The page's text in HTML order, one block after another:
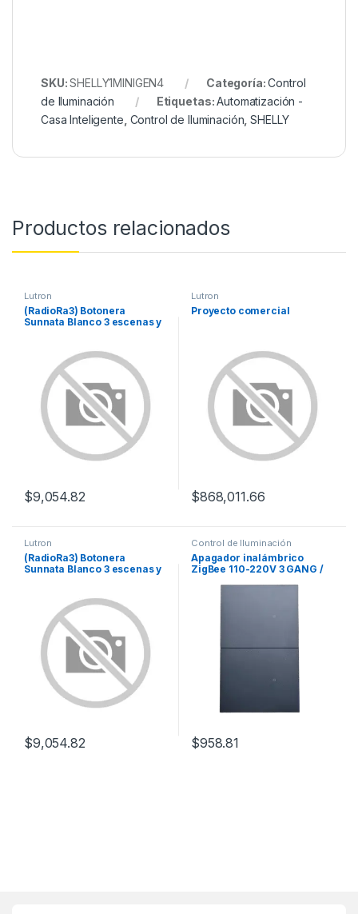
SKU:SHELLY1MINIGEN4 Categoría:Control
de Iluminación
Etiquetas:Automatización -
Casa Inteligente, Control de Iluminación,SHELLY
Productos relacionados
Lutron
(RadioRa3) Botonera
Sunnata Blanco 3 escenas y
escenas diferentes en cada
botón.
$9,054.82
Lutron
Proyecto comercial
$868,011.66
Lutron
(RadioRa3) Botonera
Sunnata Blanco 3 escenas y
escenas diferentes en cada
botón.
$9,054.82
Control de Iluminación
Apagador inalámbrico
ZigBee 110-220V 3 GANG /
$958.81